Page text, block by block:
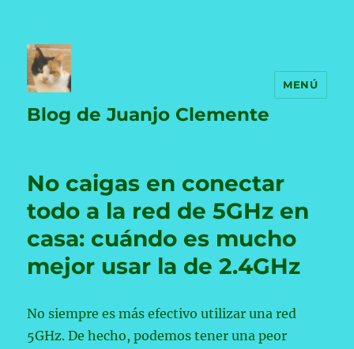
Blog de Juanjo Clemente
MENÚ
No caigas en conectar
todo a la red de 5GHz en
casa: cuándo es mucho
mejor usar la de 2.4GHz
No siempre es más efectivo utilizar una red
5GHz. De hecho, podemos tener una peor